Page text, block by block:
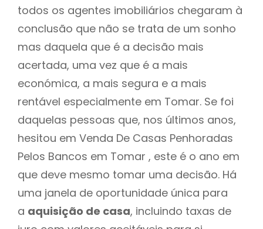
todos os agentes imobiliários chegaram à
conclusão que não se trata de um sonho
mas daquela que é a decisão mais
acertada, uma vez que é a mais
económica, a mais segura e a mais
rentável especialmente em Tomar. Se foi
daquelas pessoas que, nos últimos anos,
hesitou em Venda De Casas Penhoradas
Pelos Bancos em Tomar , este é o ano em
que deve mesmo tomar uma decisão. Há
uma janela de oportunidade única para
a aquisição de casa, incluindo taxas de